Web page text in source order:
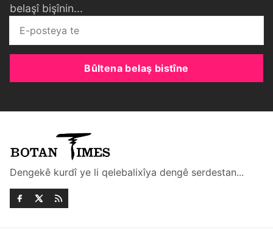
belaşî bişînin...
Bûltena belaş bistîne
Dengekê kurdî ye li qelebalixîya dengê serdestan...